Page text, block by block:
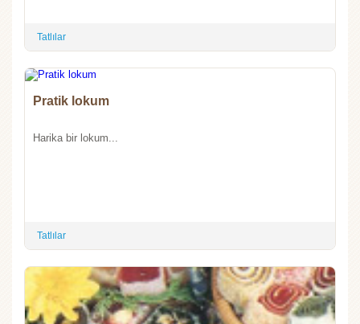
Tatlılar
Pratik lokum
Harika bir lokum...
Tatlılar